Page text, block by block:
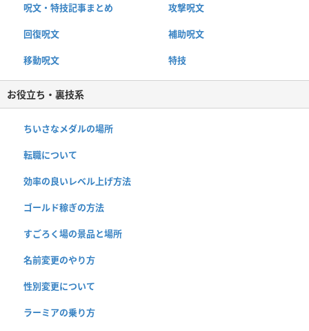
呪文・特技記事まとめ 攻撃呪文
回復呪文 補助呪文
移動呪文 特技
お役立ち・裏技系
ちいさなメダルの場所
転職について
効率の良いレベル上げ方法
ゴールド稼ぎの方法
すごろく場の景品と場所
名前変更のやり方
性別変更について
ラーミアの乗り方